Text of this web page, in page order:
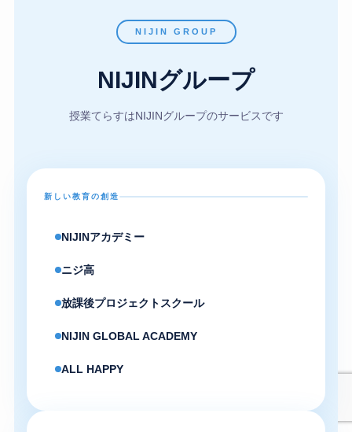
NIJIN GROUP
NIJINグループ
授業てらすはNIJINグループのサービスです
新しい教育の創造
NIJINアカデミー
ニジ高
放課後プロジェクトスクール
NIJIN GLOBAL ACADEMY
ALL HAPPY